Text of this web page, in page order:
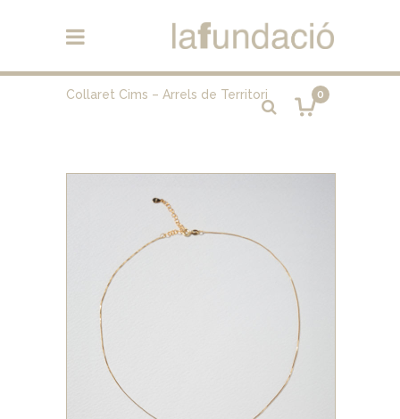
0
Collaret Cims – Arrels de Territori